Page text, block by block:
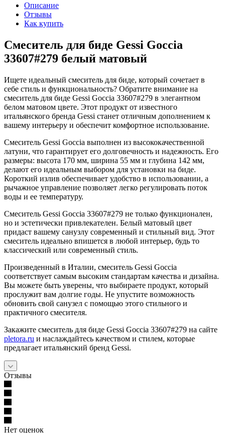
Описание
Отзывы
Как купить
Смеситель для биде Gessi Goccia
33607#279 белый матовый
Ищете идеальный смеситель для биде, который сочетает в
себе стиль и функциональность? Обратите внимание на
смеситель для биде Gessi Goccia 33607#279 в элегантном
белом матовом цвете. Этот продукт от известного
итальянского бренда Gessi станет отличным дополнением к
вашему интерьеру и обеспечит комфортное использование.
Смеситель Gessi Goccia выполнен из высококачественной
латуни, что гарантирует его долговечность и надежность. Его
размеры: высота 170 мм, ширина 55 мм и глубина 142 мм,
делают его идеальным выбором для установки на биде.
Короткий излив обеспечивает удобство в использовании, а
рычажное управление позволяет легко регулировать поток
воды и ее температуру.
Смеситель Gessi Goccia 33607#279 не только функционален,
но и эстетически привлекателен. Белый матовый цвет
придаст вашему санузлу современный и стильный вид. Этот
смеситель идеально впишется в любой интерьер, будь то
классический или современный стиль.
Произведенный в Италии, смеситель Gessi Goccia
соответствует самым высоким стандартам качества и дизайна.
Вы можете быть уверены, что выбираете продукт, который
прослужит вам долгие годы. Не упустите возможность
обновить свой санузел с помощью этого стильного и
практичного смесителя.
Закажите смеситель для биде Gessi Goccia 33607#279 на сайте
pletora.ru и наслаждайтесь качеством и стилем, которые
предлагает итальянский бренд Gessi.
Отзывы
Нет оценок